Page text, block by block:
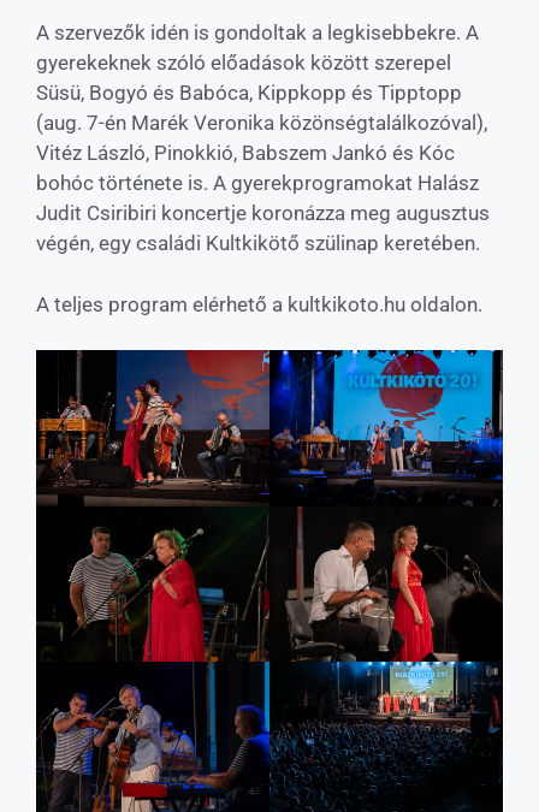
A szervezők idén is gondoltak a legkisebbekre. A
gyerekeknek szóló előadások között szerepel
Süsü, Bogyó és Babóca, Kippkopp és Tipptopp
(aug. 7-én Marék Veronika közönségtalálkozóval),
Vitéz László, Pinokkió, Babszem Jankó és Kóc
bohóc története is. A gyerekprogramokat Halász
Judit Csiribiri koncertje koronázza meg augusztus
végén, egy családi Kultkikötő szülinap keretében.
A teljes program elérhető a kultkikoto.hu oldalon.